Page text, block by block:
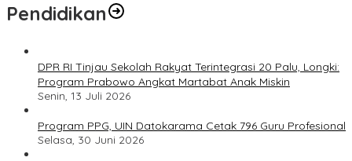
Pendidikan
DPR RI Tinjau Sekolah Rakyat Terintegrasi 20 Palu, Longki:
Program Prabowo Angkat Martabat Anak Miskin
Senin, 13 Juli 2026
Program PPG, UIN Datokarama Cetak 796 Guru Profesional
Selasa, 30 Juni 2026